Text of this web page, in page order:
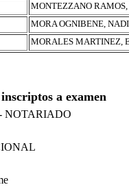
MONTEZZANO
MORA OGNIBENE,
MORALES MARTINEZ,
a examen
NOTARIADO